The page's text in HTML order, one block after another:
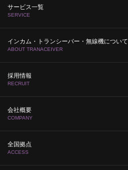
サービス一覧
SERVICE
インカム・トランシーバー・無線機について
ABOUT TRANACEIVER
採用情報
RECRUIT
会社概要
COMPANY
全国拠点
ACCESS